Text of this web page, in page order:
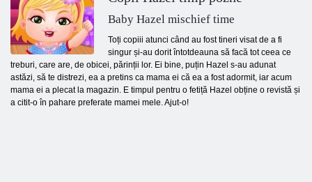
Baby Hazel mischief time
Toți copiii atunci când au fost tineri visat de a fi
singur și-au dorit întotdeauna să facă tot ceea ce
treburi, care are, de obicei, părinții lor. Ei bine, puțin Hazel s-au adunat
astăzi, să te distrezi, ea a pretins ca mama ei că ea a fost adormit, iar acum
mama ei a plecat la magazin. E timpul pentru o fetiță Hazel obține o revistă și
a citit-o în pahare preferate mamei mele. Ajut-o!